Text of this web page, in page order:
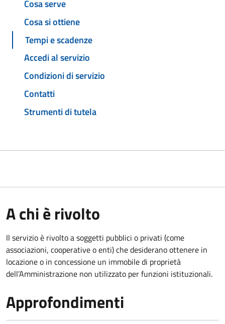
Cosa serve
Cosa si ottiene
Tempi e scadenze
Accedi al servizio
Condizioni di servizio
Contatti
Strumenti di tutela
A chi è rivolto
Il servizio è rivolto a soggetti pubblici o privati (come
associazioni, cooperative o enti) che desiderano ottenere in
locazione o in concessione un immobile di proprietà
dell’Amministrazione non utilizzato per funzioni istituzionali.
Approfondimenti